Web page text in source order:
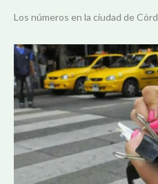
Los números en la ciudad de